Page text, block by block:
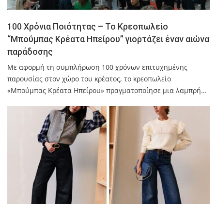
100 Χρόνια Ποιότητας – Το Κρεοπωλείο
“Μπούμπας Κρέατα Ηπείρου” γιορτάζει έναν αιώνα
παράδοσης
Με αφορμή τη συμπλήρωση 100 χρόνων επιτυχημένης
παρουσίας στον χώρο του κρέατος, το κρεοπωλείο
«Μπούμπας Κρέατα Ηπείρου» πραγματοποίησε μια λαμπρή…